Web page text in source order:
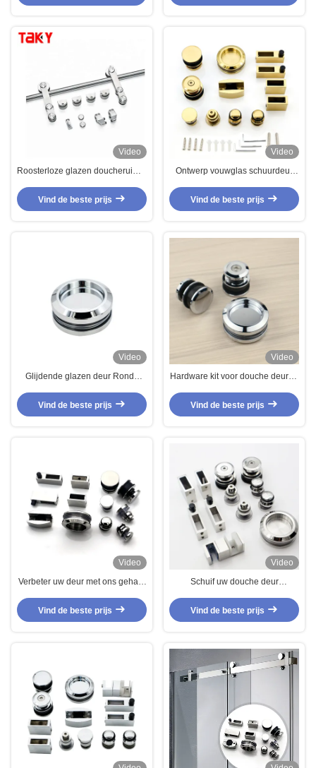
Video
Roosterloze glazen doucheruimte
Hardware Kit met Acryl Tray
Vind de beste prijs
Video
Ontwerp vouwglas schuurdeur
normale afwerking satine/poets
Vind de beste prijs
Video
Glijdende glazen deur Ronde
Design Accessoires
Vind de beste prijs
Video
Hardware kit voor douche deuren
frameless kit voor ronde bakvorm
Vind de beste prijs
Video
Verbeter uw deur met ons gehard
behuizing rol
Vind de beste prijs
Video
Schuif uw douche deur
roestvrijstalen schuifmachine
Vind de beste prijs